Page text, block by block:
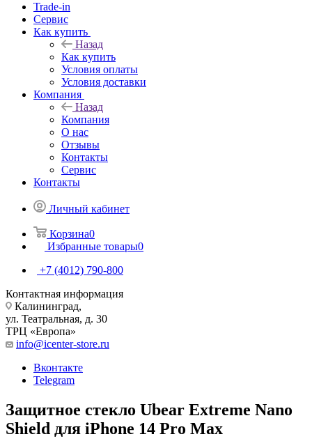
Trade-in
Сервис
Как купить
Назад
Как купить
Условия оплаты
Условия доставки
Компания
Назад
Компания
О нас
Отзывы
Контакты
Сервис
Контакты
Личный кабинет
Корзина0
Избранные товары0
+7 (4012) 790-800
Контактная информация
Калининград,
ул. Театральная, д. 30
ТРЦ «Европа»
info@icenter-store.ru
Вконтакте
Telegram
Защитное стекло Ubear Extreme Nano
Shield для iPhone 14 Pro Max